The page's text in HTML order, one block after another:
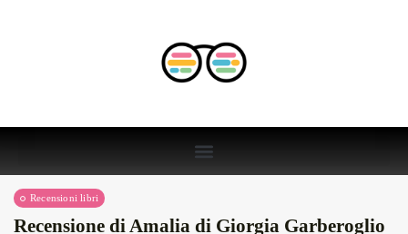
Recensioni libri
Recensione di Amalia di Giorgia Garberoglio